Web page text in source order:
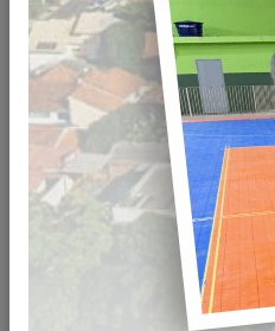
Publicado em: 14/05/2026
Compartilhar